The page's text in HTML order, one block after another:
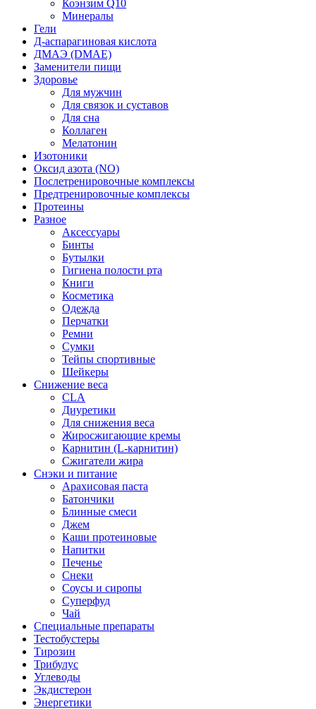
Коэнзим Q10
Минералы
Гели
Д-аспарагиновая кислота
ДМАЭ (DMAE)
Заменители пищи
Здоровье
Для мужчин
Для связок и суставов
Для сна
Коллаген
Мелатонин
Изотоники
Оксид азота (NO)
Послетренировочные комплексы
Предтренировочные комплексы
Протеины
Разное
Аксессуары
Бинты
Бутылки
Гигиена полости рта
Книги
Косметика
Одежда
Перчатки
Ремни
Сумки
Тейпы спортивные
Шейкеры
Снижение веса
CLA
Диуретики
Для снижения веса
Жиросжигающие кремы
Карнитин (L-карнитин)
Сжигатели жира
Снэки и питание
Арахисовая паста
Батончики
Блинные смеси
Джем
Каши протеиновые
Напитки
Печенье
Снеки
Соусы и сиропы
Суперфуд
Чай
Специальные препараты
Тестобустеры
Тирозин
Трибулус
Углеводы
Экдистерон
Энергетики